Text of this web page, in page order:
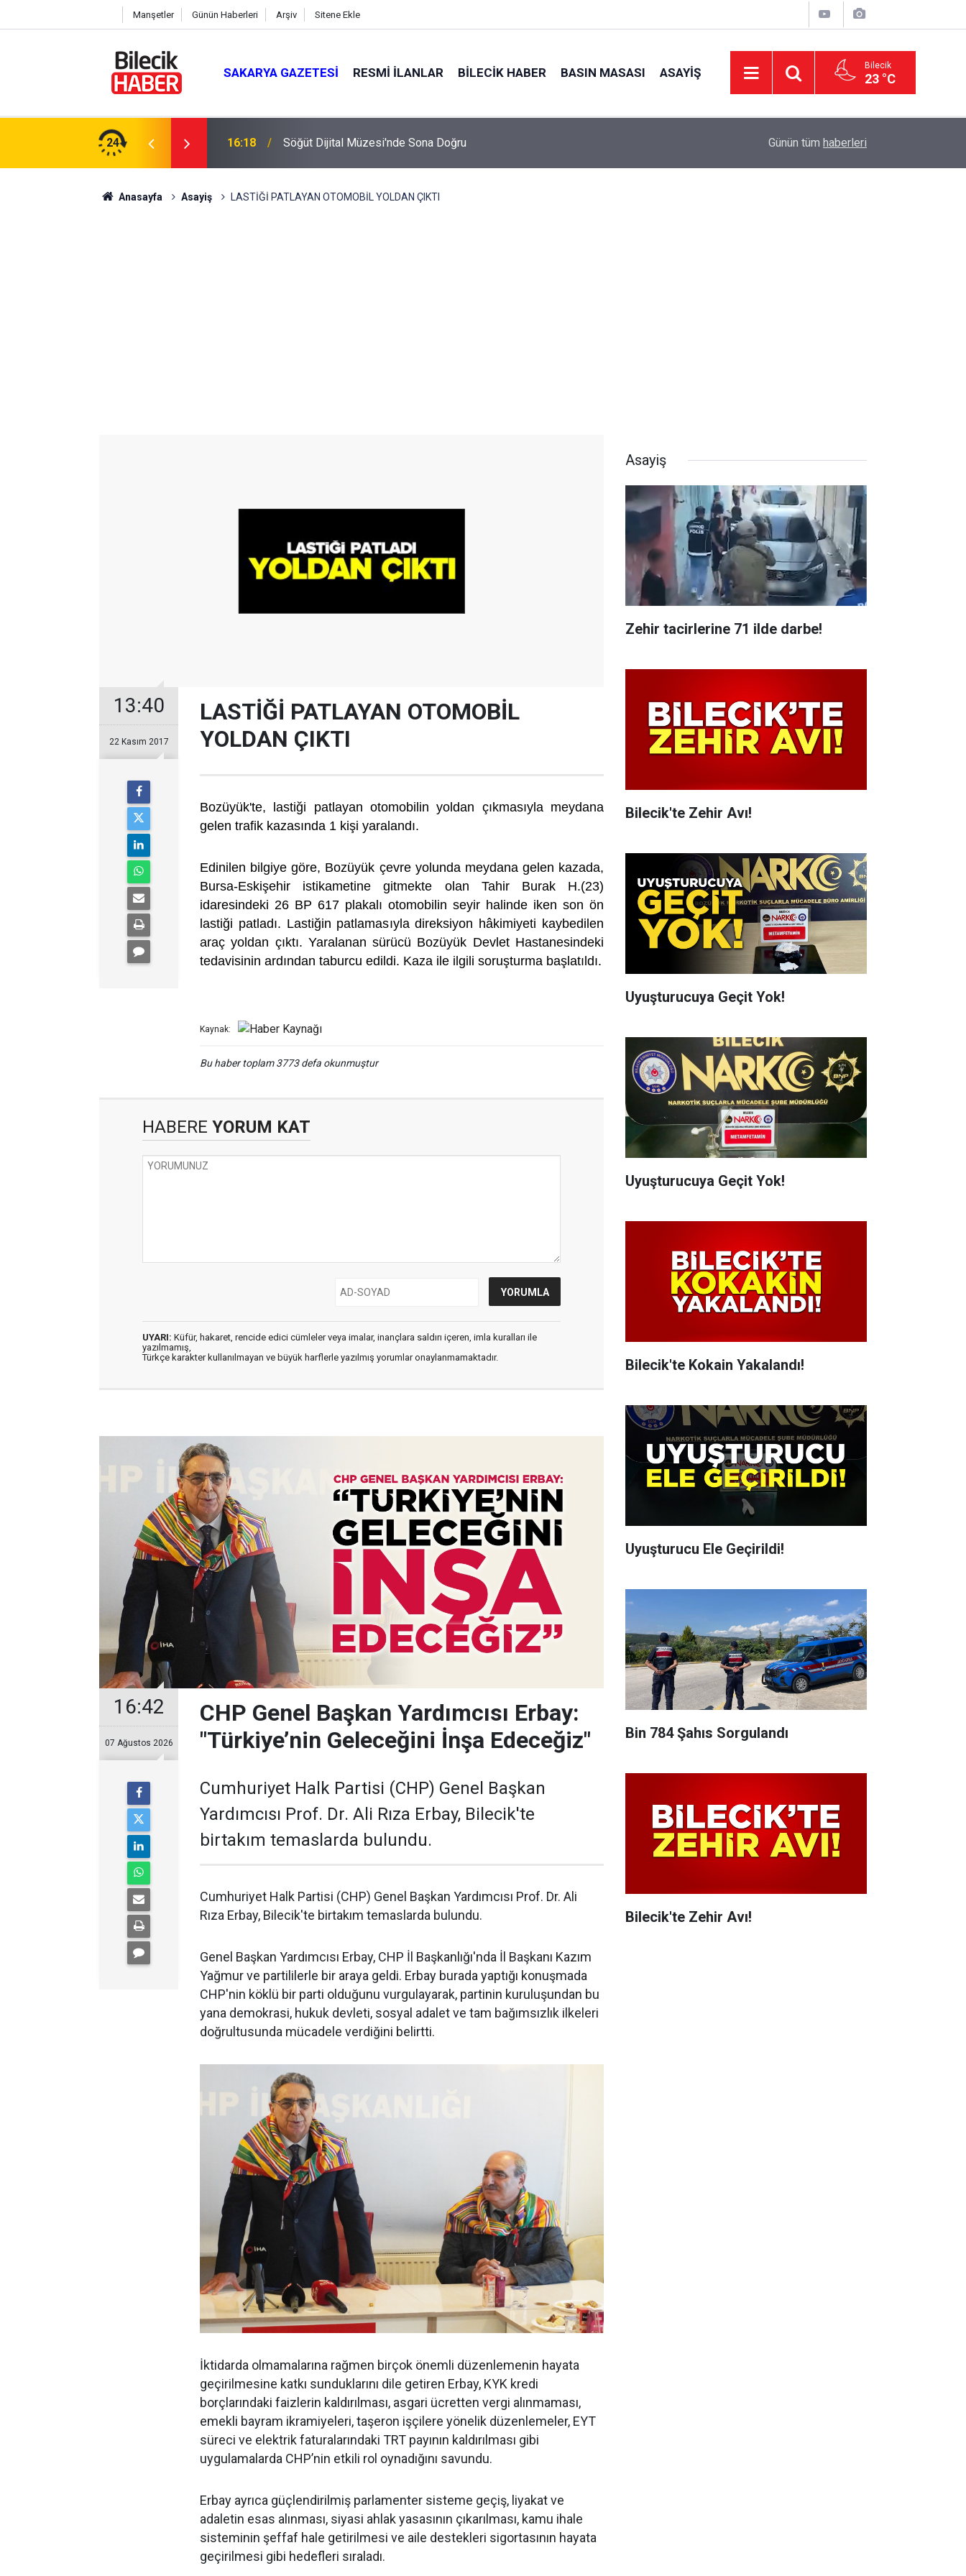
Manşetler Günün Haberleri Arşiv Sitene Ekle
SAKARYA GAZETESI RESMI İLANLAR BILECIK HABER BASIN MASASI ASAYIŞ Bilecik
23 °C
24
"Türkiye’nin Geleceğini İnşa Edeceğiz" 16:18 Söğüt Dijital Müzesi'nde Sona Doğru Köy Muhtarlarına İmar Bilgilendirmesi
Günün tüm haberleri
Anasayfa Asayiş LASTİĞİ PATLAYAN OTOMOBİL YOLDAN ÇIKTI
13:40
22 Kasım 2017
LASTİĞİ PATLAYAN OTOMOBİL
YOLDAN ÇIKTI
Bozüyük'te, lastiği patlayan otomobilin yoldan çıkmasıyla meydana
gelen trafik kazasında 1 kişi yaralandı.
Edinilen bilgiye göre, Bozüyük çevre yolunda meydana gelen kazada,
Bursa-Eskişehir istikametine gitmekte olan Tahir Burak H.(23)
idaresindeki 26 BP 617 plakalı otomobilin seyir halinde iken son ön
lastiği patladı. Lastiğin patlamasıyla direksiyon hâkimiyeti kaybedilen
araç yoldan çıktı. Yaralanan sürücü Bozüyük Devlet Hastanesindeki
tedavisinin ardından taburcu edildi. Kaza ile ilgili soruşturma başlatıldı.
Kaynak:
Bu haber toplam 3773 defa okunmuştur
HABERE YORUM KAT
UYARI: Küfür, hakaret, rencide edici cümleler veya imalar, inançlara saldırı içeren, imla kuralları ile
yazılmamış,
Türkçe karakter kullanılmayan ve büyük harflerle yazılmış yorumlar onaylanmamaktadır.
16:42
07 Ağustos 2026
CHP Genel Başkan Yardımcısı Erbay:
"Türkiye’nin Geleceğini İnşa Edeceğiz"
Cumhuriyet Halk Partisi (CHP) Genel Başkan
Yardımcısı Prof. Dr. Ali Rıza Erbay, Bilecik'te
birtakım temaslarda bulundu.
Cumhuriyet Halk Partisi (CHP) Genel Başkan Yardımcısı Prof. Dr. Ali
Rıza Erbay, Bilecik'te birtakım temaslarda bulundu.
Genel Başkan Yardımcısı Erbay, CHP İl Başkanlığı'nda İl Başkanı Kazım
Yağmur ve partililerle bir araya geldi. Erbay burada yaptığı konuşmada
CHP'nin köklü bir parti olduğunu vurgulayarak, partinin kuruluşundan bu
yana demokrasi, hukuk devleti, sosyal adalet ve tam bağımsızlık ilkeleri
doğrultusunda mücadele verdiğini belirtti.
İktidarda olmamalarına rağmen birçok önemli düzenlemenin hayata
geçirilmesine katkı sunduklarını dile getiren Erbay, KYK kredi
borçlarındaki faizlerin kaldırılması, asgari ücretten vergi alınmaması,
emekli bayram ikramiyeleri, taşeron işçilere yönelik düzenlemeler, EYT
süreci ve elektrik faturalarındaki TRT payının kaldırılması gibi
uygulamalarda CHP’nin etkili rol oynadığını savundu.
Erbay ayrıca güçlendirilmiş parlamenter sisteme geçiş, liyakat ve
adaletin esas alınması, siyasi ahlak yasasının çıkarılması, kamu ihale
sisteminin şeffaf hale getirilmesi ve aile destekleri sigortasının hayata
geçirilmesi gibi hedefleri sıraladı.
Asayiş
Zehir tacirlerine 71 ilde darbe!
Bilecik'te Zehir Avı!
Uyuşturucuya Geçit Yok!
Uyuşturucuya Geçit Yok!
Bilecik'te Kokain Yakalandı!
Uyuşturucu Ele Geçirildi!
Bin 784 Şahıs Sorgulandı
Bilecik'te Zehir Avı!